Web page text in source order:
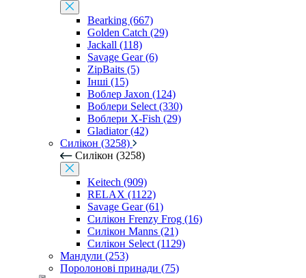
Bearking (667)
Golden Catch (29)
Jackall (118)
Savage Gear (6)
ZipBaits (5)
Інші (15)
Воблер Jaxon (124)
Воблери Select (330)
Воблери X-Fish (29)
Gladiator (42)
Силікон (3258)
Силікон (3258)
Keitech (909)
RELAX (1122)
Savage Gear (61)
Силікон Frenzy Frog (16)
Силікон Manns (21)
Силікон Select (1129)
Мандули (253)
Поролонові принади (75)